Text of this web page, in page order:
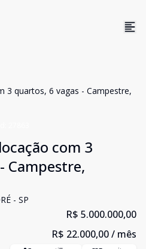
3 quartos, 6 vagas - Campestre,
com 3
Campestre,
- SP
R$ 5.000.000,00
R$ 22.000,00/ mês